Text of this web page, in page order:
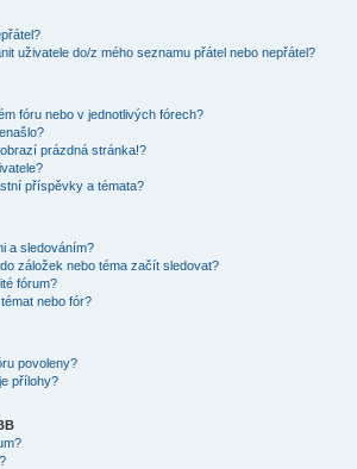
uživatele do/z mého seznamu přátel nebo nepřátel?
fóru nebo v jednotlivých fórech?
prázdná stránka!?
příspěvky a témata?
a sledováním?
záložek nebo téma začít sledovat?
fórum?
nebo fór?
povoleny?
přílohy?